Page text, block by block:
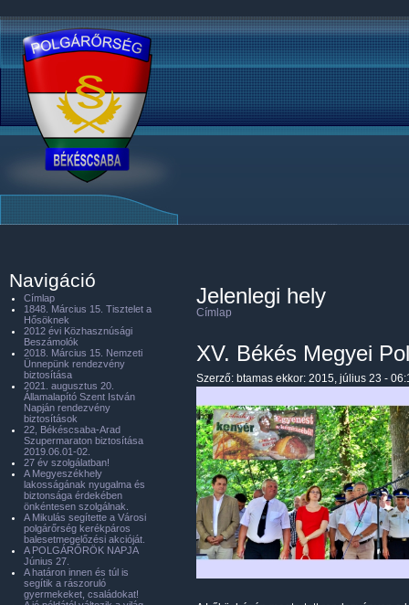
Jelenlegi hely
Címlap
XV. Békés Megyei
Szerző: btamas ekkor: 2015, július 23 -
Navigáció
Címlap
1848. Március 15. Tisztelet a
Hősöknek
2012 évi Közhasznúsági
Beszámolók
2018. Március 15. Nemzeti
Ünnepünk rendezvény
biztosítása
2021. augusztus 20.
Államalapító Szent István
Napján rendezvény
biztosítások
22, Békéscsaba-Arad
Szupermaraton biztosítása
2019.06.01-02.
27 év szolgálatban!
A Megyeszékhely
lakosságának nyugalma és
biztonsága érdekében
önkéntesen szolgálnak.
A Mikulás segítette a Városi
polgárőrség kerékpáros
balesetmegelőzési akcióját.
A POLGÁRŐRÖK NAPJA
Június 27.
A határon innen és túl is
segítik a rászoruló
gyermekeket, családokat!